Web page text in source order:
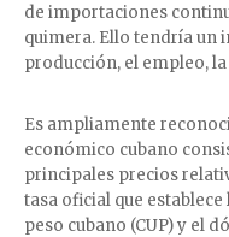
de importaciones
quimera. Ello tendría un
producción, el empleo,
Es ampliamente
económico cubano
principales precios
tasa oficial que
peso cubano (CUP) y el